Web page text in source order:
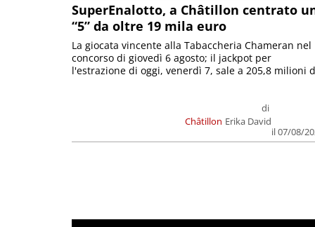
SuperEnalotto, a Châtillon centrato
“5” da oltre 19 mila euro
Châtillon
di
Erika David
il 07/08/
La giocata vincente alla Tabaccheria Chameran nel
concorso di giovedì 6 agosto; il jackpot per
l'estrazione di oggi, venerdì 7, sale a 205,8 milioni